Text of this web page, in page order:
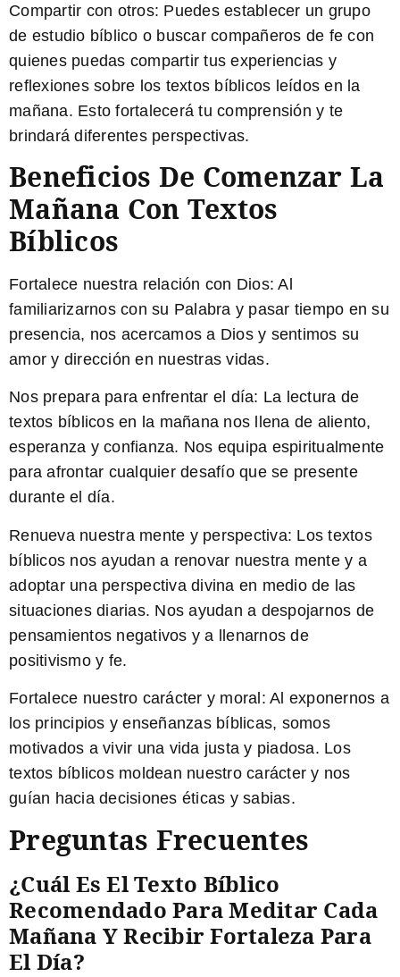
Compartir con otros: Puedes establecer un grupo
de estudio bíblico o buscar compañeros de fe con
quienes puedas compartir tus experiencias y
reflexiones sobre los textos bíblicos leídos en la
mañana. Esto fortalecerá tu comprensión y te
brindará diferentes perspectivas.
Beneficios De Comenzar La
Mañana Con Textos
Bíblicos
Fortalece nuestra relación con Dios: Al
familiarizarnos con su Palabra y pasar tiempo en su
presencia, nos acercamos a Dios y sentimos su
amor y dirección en nuestras vidas.
Nos prepara para enfrentar el día: La lectura de
textos bíblicos en la mañana nos llena de aliento,
esperanza y confianza. Nos equipa espiritualmente
para afrontar cualquier desafío que se presente
durante el día.
Renueva nuestra mente y perspectiva: Los textos
bíblicos nos ayudan a renovar nuestra mente y a
adoptar una perspectiva divina en medio de las
situaciones diarias. Nos ayudan a despojarnos de
pensamientos negativos y a llenarnos de
positivismo y fe.
Fortalece nuestro carácter y moral: Al exponernos a
los principios y enseñanzas bíblicas, somos
motivados a vivir una vida justa y piadosa. Los
textos bíblicos moldean nuestro carácter y nos
guían hacia decisiones éticas y sabias.
Preguntas Frecuentes
¿Cuál Es El Texto Bíblico
Recomendado Para Meditar Cada
Mañana Y Recibir Fortaleza Para
El Día?